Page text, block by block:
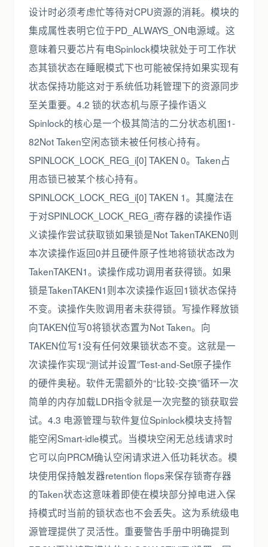
设计时必须考虑忙等待对CPU资源的消耗。模块的
集成属性表明它位于PD_ALWAYS_ON电源域。这
意味着只要芯片有电Spinlock模块就处于可工作状
态其锁状态在睡眠模式下也可能被保持如果实现有
状态保持功能这对于系统低功耗管理下的资源同步
至关重要。4.2 锁的状态机与原子操作语义
Spinlock的核心是一个极其简洁的二分状态机图1-
82Not Taken空闲态锁未被任何核心持有。
SPINLOCK_LOCK_REG_i[0] TAKEN 0。Taken占
用态锁已被某个核心持有。
SPINLOCK_LOCK_REG_i[0] TAKEN 1。其魔法在
于对SPINLOCK_LOCK_REG_i寄存器的读操作语
义读操作尝试获取锁如果锁是Not TakenTAKEN0则
本次读操作返回0并且硬件原子性地将锁状态改为
TakenTAKEN1。读操作成功调用者获得锁。如果
锁是TakenTAKEN1则本次读操作返回1锁状态保持
不变。读操作失败调用者未获得锁。写操作释放锁
向TAKEN位写0将锁状态置为Not Taken。向
TAKEN位写1没有任何效果锁状态不变。这就是一
次读操作实现“测试并设置”Test-and-Set原子操作
的硬件奥秘。软件无需额外的“比较-交换”循环一次
简单的内存加载LDR指令就是一次完整的锁获取尝
试。4.3 电源管理与软件复位Spinlock模块支持智
能空闲Smart-idle模式。当模块空闲无总线请求时
它可以向PRCM确认空闲请求进入低功耗状态。模
块使用保持触发器retention flops来保存锁寄存器
的Taken状态这意味着即使在模块部分掉电进入保
持模式时当前的锁状态也不会丢失。这为系统级电
源管理提供了灵活性。重要警告手册中明确提到